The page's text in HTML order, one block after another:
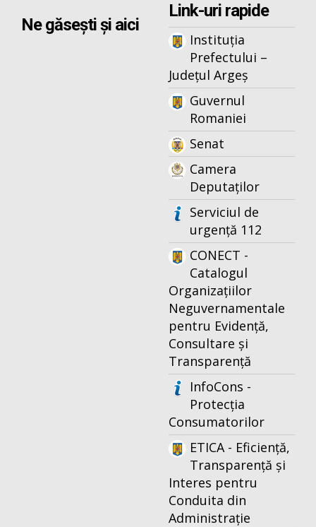
Ne găsești și aici
Link-uri rapide
Instituția
Prefectului –
Județul Argeș
Guvernul
Romaniei
Senat
Camera
Deputaților
Serviciul de
urgență 112
CONECT -
Catalogul
Organizațiilor
Neguvernamentale
pentru Evidență,
Consultare și
Transparență
InfoCons -
Protecția
Consumatorilor
ETICA - Eficiență,
Transparență și
Interes pentru
Conduita din
Administrație